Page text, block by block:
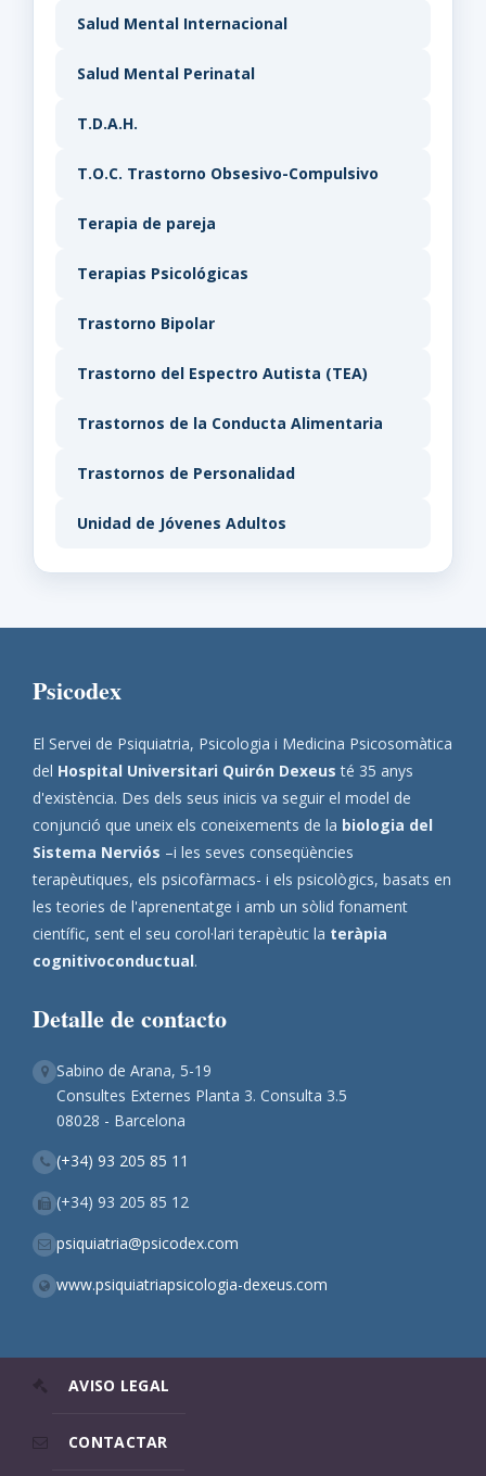
Salud Mental Internacional
Salud Mental Perinatal
T.D.A.H.
T.O.C. Trastorno Obsesivo-Compulsivo
Terapia de pareja
Terapias Psicológicas
Trastorno Bipolar
Trastorno del Espectro Autista (TEA)
Trastornos de la Conducta Alimentaria
Trastornos de Personalidad
Unidad de Jóvenes Adultos
Psicodex
El Servei de Psiquiatria, Psicologia i Medicina Psicosomàtica
del Hospital Universitari Quirón Dexeus té 35 anys
d'existència. Des dels seus inicis va seguir el model de
conjunció que uneix els coneixements de la biologia del
Sistema Nerviós –i les seves conseqüències
terapèutiques, els psicofàrmacs- i els psicològics, basats en
les teories de l'aprenentatge i amb un sòlid fonament
científic, sent el seu corol·lari terapèutic la teràpia
cognitivoconductual.
Detalle de contacto
Sabino de Arana, 5-19
Consultes Externes Planta 3. Consulta 3.5
08028 - Barcelona
(+34) 93 205 85 11
(+34) 93 205 85 12
psiquiatria@psicodex.com
www.psiquiatriapsicologia-dexeus.com
AVISO LEGAL
CONTACTAR